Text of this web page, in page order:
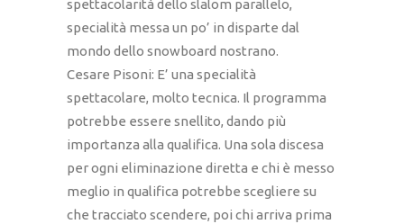
spettacolarità dello slalom parallelo,
specialità messa un po’ in disparte dal
mondo dello snowboard nostrano.
Cesare Pisoni: E’ una specialità
spettacolare, molto tecnica. Il programma
potrebbe essere snellito, dando più
importanza alla qualifica. Una sola discesa
per ogni eliminazione diretta e chi è messo
meglio in qualifica potrebbe scegliere su
che tracciato scendere, poi chi arriva prima